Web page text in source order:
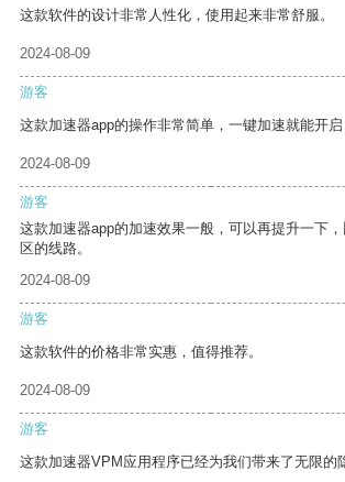
这款软件的设计非常人性化，使用起来非常舒服。
2024-08-09
游客
这款加速器app的操作非常简单，一键加速就能开启
2024-08-09
游客
这款加速器app的加速效果一般，可以再提升一下
区的线路。
2024-08-09
游客
这款软件的价格非常实惠，值得推荐。
2024-08-09
游客
这款加速器VPM应用程序已经为我们带来了无限的